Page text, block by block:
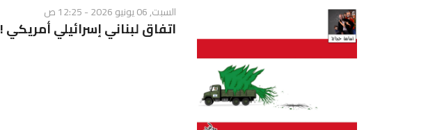
السبت, 06 يونيو 2026 - 12:25 ص
اتفاق لبناني إسرائيلي أمريكي !